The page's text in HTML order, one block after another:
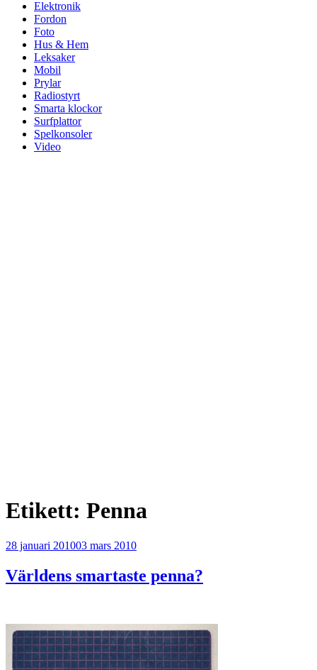
Elektronik
Fordon
Foto
Hus & Hem
Leksaker
Mobil
Prylar
Radiostyrt
Smarta klockor
Surfplattor
Spelkonsoler
Video
Etikett: Penna
Publicerat
28 januari 201003 mars 2010
Världens smartaste penna?